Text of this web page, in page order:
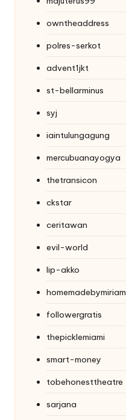
owntheaddress
polres-serkot
advent1jkt
st-bellarminus
syj
iaintulungagung
mercubuanayogya
thetransicon
ckstar
ceritawan
evil-world
lip-akko
homemadebymiriam
followergratis
thepicklemiami
smart-money
tobehonesttheatre
sarjana